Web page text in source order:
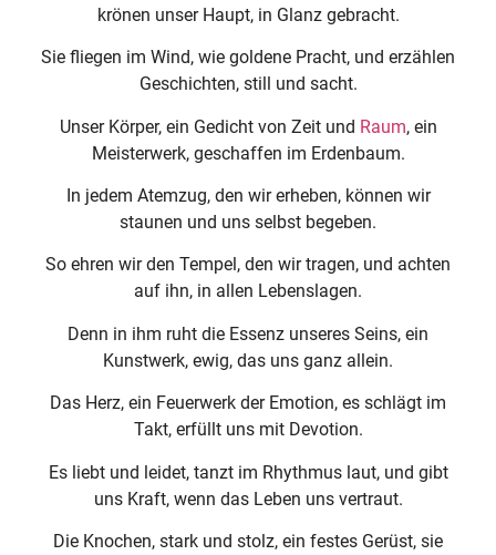
krönen unser Haupt, in Glanz gebracht.
Sie fliegen im Wind, wie goldene Pracht, und erzählen
Geschichten, still und sacht.
Unser Körper, ein Gedicht von Zeit und Raum, ein
Meisterwerk, geschaffen im Erdenbaum.
In jedem Atemzug, den wir erheben, können wir
staunen und uns selbst begeben.
So ehren wir den Tempel, den wir tragen, und achten
auf ihn, in allen Lebenslagen.
Denn in ihm ruht die Essenz unseres Seins, ein
Kunstwerk, ewig, das uns ganz allein.
Das Herz, ein Feuerwerk der Emotion, es schlägt im
Takt, erfüllt uns mit Devotion.
Es liebt und leidet, tanzt im Rhythmus laut, und gibt
uns Kraft, wenn das Leben uns vertraut.
Die Knochen, stark und stolz, ein festes Gerüst, sie